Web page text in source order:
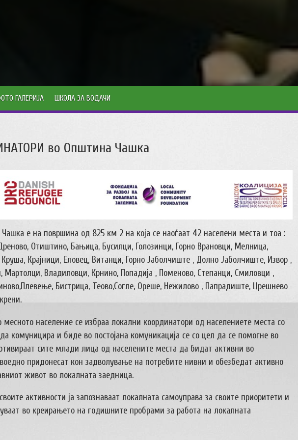
ГАЛЕРИЈА ШКОЛА ЗА ВОДАЧИ
во Општина Чашка
Чашка е на површина од 825 км 2 на која се наоѓаат 42 населени места и тоа :
Отиштино, Бањица, Бусилци, Голозинци, Горно Врановци, Мелница,
Крајници, Еловец, Витанци, Горно Јаболчиште , Долно Јаболчиште, Извор ,
Владиловци, Крнино, Попадија , Поменово, Степанци, Смиловци ,
Бистрица, Теово,Согле, Ореше, Нежилово , Папрадиште, Црешнево
месното население се избраа локални координатори од населениете места со
комуницира и биде во постојана комуникација се со цел да се помогне во
сите млади лица од населените места да бидат активни во
придонесат кон задволување на потребите нивни и обезбедат активно
живот во локалната заедница.
активности ја запознаваат локалната самоуправа за своите приоритети и
во креирањето на годишните пробрами за работа на локалната